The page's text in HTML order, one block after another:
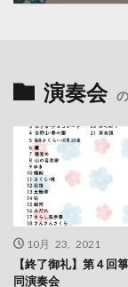
演奏会
10月 23, 2021
【終了御礼】第４回
同演奏会